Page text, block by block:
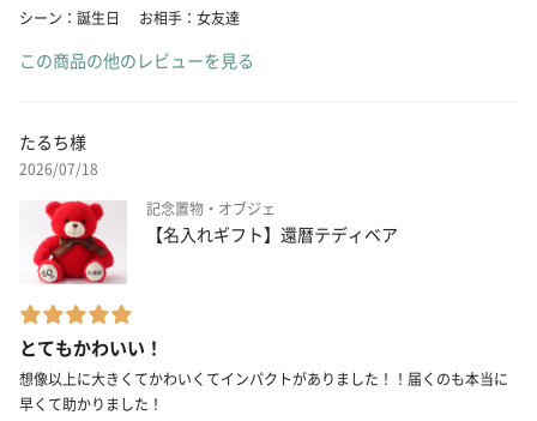
シーン：誕生日
お相手：女友達
この商品の他のレビューを見る
たるち様
2026/07/18
記念置物・オブジェ
【名入れギフト】還暦テディベア
とてもかわいい！
想像以上に大きくてかわいくてインパクトがありました！！届くのも本当に
早くて助かりました！